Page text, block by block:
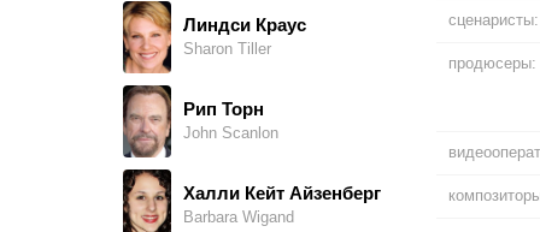
Линдси Краус
Sharon Tiller
Рип Торн
John Scanlon
Халли Кейт Айзенберг
Barbara Wigand
сценаристы:
продюсеры: